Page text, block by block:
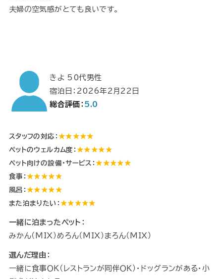
夫婦の空気感がとても良いです。
きよ 50代男性
宿泊日：2026年2月22日
総合評価： 5.0
スタッフの対応： ★★★★★
ペットのウェルカム度：★★★★★
ペット向けの設備・サービス：★★★★★
食事：★★★★★
風呂：★★★★★
また泊まりたい： ★★★★★
一緒に泊まったペット：
みかん（MIX）めろん（MIX）まろん（MIX）
選んだ理由：
一緒に食事ＯＫ（レストランが同伴ＯＫ）・ドッグランがある・小